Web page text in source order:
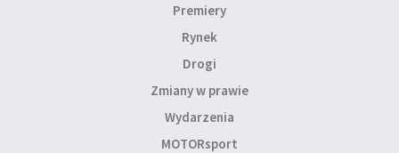
Premiery
Rynek
Drogi
Zmiany w prawie
Wydarzenia
MOTORsport